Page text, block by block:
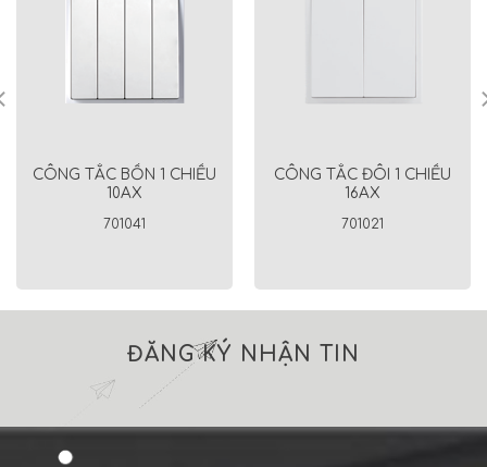
CÔNG TẮC BỐN 1 CHIỀU
10AX
701041
CÔNG TẮC ĐÔI 1 CHIỀU
16AX
701021
ĐĂNG KÝ NHẬN TIN